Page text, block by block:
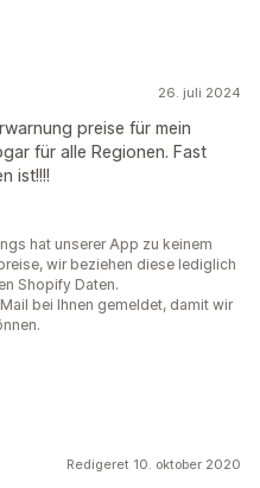
26. juli 2024
preise für mein
für alle Regionen. Fast
ist!!!!
hat unserer App zu keinem
wir beziehen diese lediglich
Shopify Daten.
bei Ihnen gemeldet, damit wir
Redigeret 10. oktober 2020